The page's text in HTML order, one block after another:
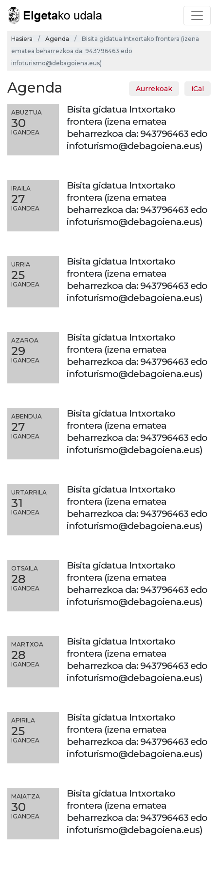
Hasiera Agenda
Bisita gidatua Intxortako frontera (izena
ematea beharrezkoa da: 943796463 edo
infoturismo@debagoiena.eus)
Agenda Aurrekoak iCal
ABUZTUA
30
IGANDEA
Bisita gidatua Intxortako
frontera (izena ematea
beharrezkoa da: 943796463 edo
infoturismo@debagoiena.eus)
IRAILA
27
IGANDEA
Bisita gidatua Intxortako
frontera (izena ematea
beharrezkoa da: 943796463 edo
infoturismo@debagoiena.eus)
URRIA
25
IGANDEA
Bisita gidatua Intxortako
frontera (izena ematea
beharrezkoa da: 943796463 edo
infoturismo@debagoiena.eus)
AZAROA
29
IGANDEA
Bisita gidatua Intxortako
frontera (izena ematea
beharrezkoa da: 943796463 edo
infoturismo@debagoiena.eus)
ABENDUA
27
IGANDEA
Bisita gidatua Intxortako
frontera (izena ematea
beharrezkoa da: 943796463 edo
infoturismo@debagoiena.eus)
URTARRILA
31
IGANDEA
Bisita gidatua Intxortako
frontera (izena ematea
beharrezkoa da: 943796463 edo
infoturismo@debagoiena.eus)
OTSAILA
28
IGANDEA
Bisita gidatua Intxortako
frontera (izena ematea
beharrezkoa da: 943796463 edo
infoturismo@debagoiena.eus)
MARTXOA
28
IGANDEA
Bisita gidatua Intxortako
frontera (izena ematea
beharrezkoa da: 943796463 edo
infoturismo@debagoiena.eus)
APIRILA
25
IGANDEA
Bisita gidatua Intxortako
frontera (izena ematea
beharrezkoa da: 943796463 edo
infoturismo@debagoiena.eus)
MAIATZA
30
IGANDEA
Bisita gidatua Intxortako
frontera (izena ematea
beharrezkoa da: 943796463 edo
infoturismo@debagoiena.eus)